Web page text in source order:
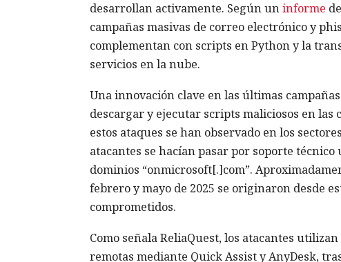
desarrollan activamente. Según uninforme
campañas masivas de correo electrónico y
complementan con scripts en Python y la
servicios en la nube.
Una innovación clave en las últimas
descargar y ejecutar scripts maliciosos en las
estos ataques se han observado en los
atacantes se hacían pasar por soporte
dominios “onmicrosoft[.]com”.
febrero y mayo de 2025 se originaron desde
comprometidos.
Como señala ReliaQuest, los atacantes
remotas mediante Quick Assist y AnyDesk,